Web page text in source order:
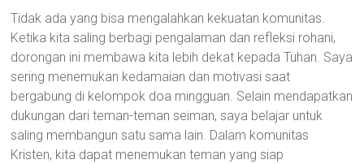
Tidak ada yang bisa mengalahkan kekuatan komunitas.
Ketika kita saling berbagi pengalaman dan refleksi rohani,
dorongan ini membawa kita lebih dekat kepada Tuhan. Saya
sering menemukan kedamaian dan motivasi saat
bergabung di kelompok doa mingguan. Selain mendapatkan
dukungan dari teman-teman seiman, saya belajar untuk
saling membangun satu sama lain. Dalam komunitas
Kristen, kita dapat menemukan teman yang siap